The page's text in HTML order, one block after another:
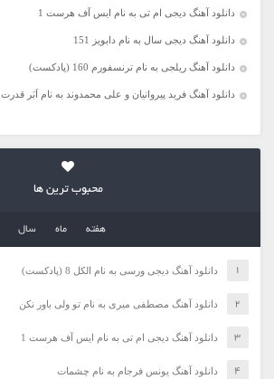
دانلود آهنگ دیجی ام تی به نام ایس آف هرست 1
دانلود آهنگ دیجی سال به نام دابویز 151
دانلود آهنگ ریلجی به نام ترنسفورم 160 (پادکست)
دانلود آهنگ فرید پیروانیان و علی محمدوند به نام اَبَر قدرت
محبوب ترین ها
هفته ماه سال
دانلود آهنگ دیجی ورسی به نام الکل 8 (پادکست)
دانلود آهنگ مصطفی میری به نام تو ولی باور نکن
دانلود آهنگ دیجی ام تی به نام ایس آف هرست 1
دانلود آهنگ یونس فرجام به نام چشمات